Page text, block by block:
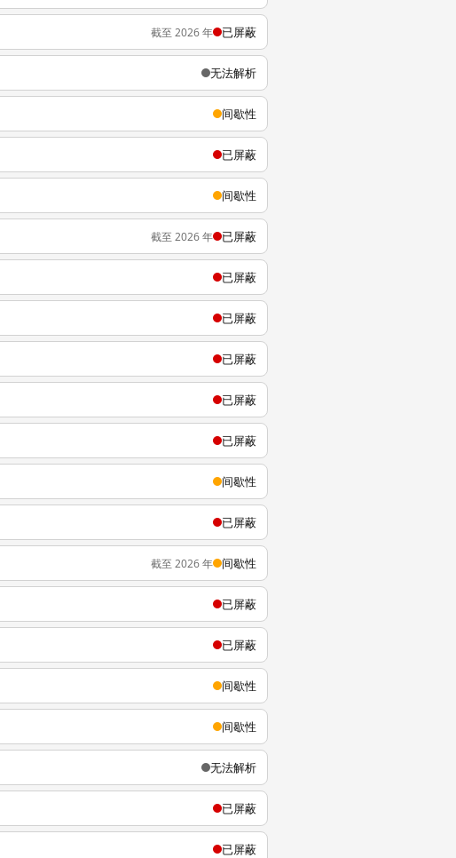
截至 2026 年 已屏蔽
无法解析
间歇性
已屏蔽
间歇性
截至 2026 年 已屏蔽
已屏蔽
已屏蔽
已屏蔽
已屏蔽
已屏蔽
间歇性
已屏蔽
截至 2026 年 间歇性
已屏蔽
已屏蔽
间歇性
间歇性
无法解析
已屏蔽
已屏蔽